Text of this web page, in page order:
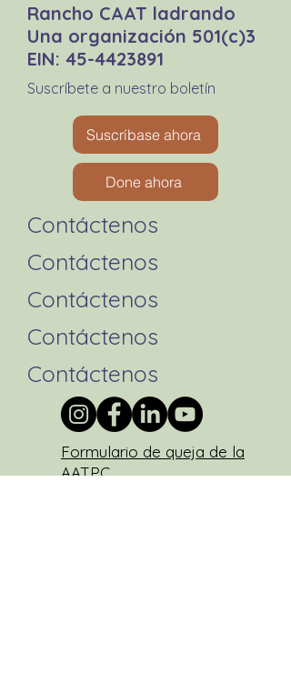
Rancho CAAT ladrando
Una organización 501(c)3
EIN: 45-4423891
Suscríbete a nuestro boletín
Suscríbase ahora
Done ahora
Contáctenos
Contáctenos
Contáctenos
Contáctenos
Contáctenos
Formulario de queja de la
AATPC